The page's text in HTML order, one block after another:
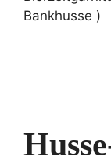
Bankhusse )